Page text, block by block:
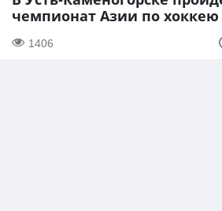
чемпионат Азии по хоккею
1406